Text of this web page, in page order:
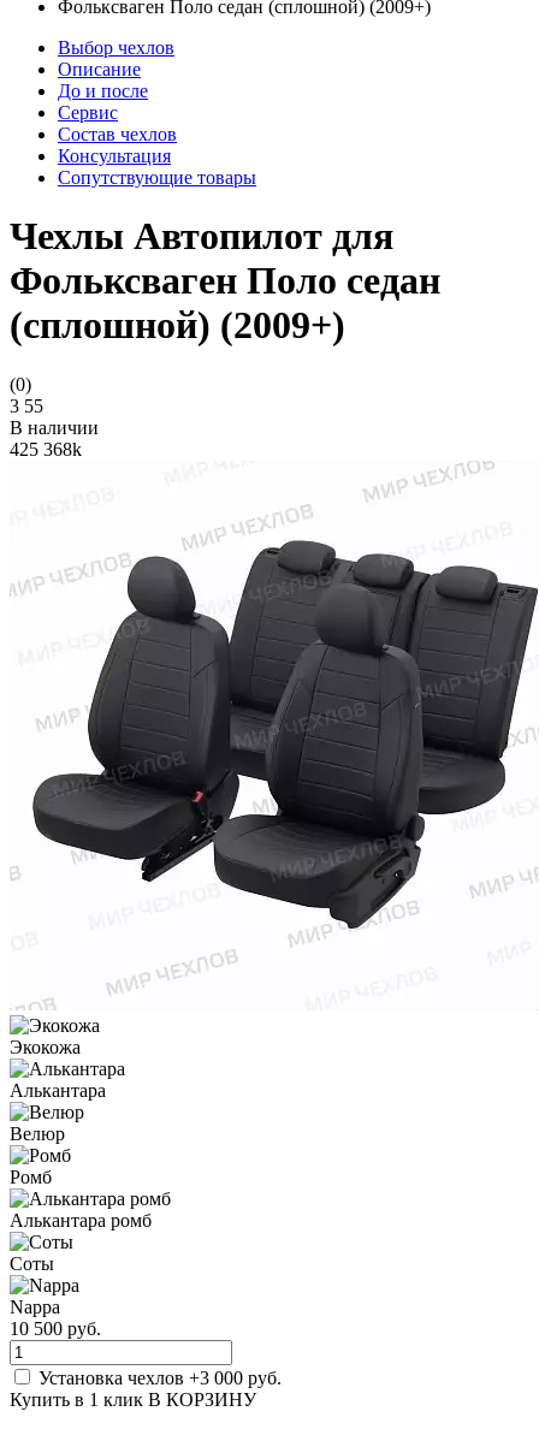
Фольксваген Поло седан (сплошной) (2009+)
Выбор чехлов
Описание
До и после
Сервис
Состав чехлов
Консультация
Сопутствующие товары
Чехлы Автопилот для
Фольксваген Поло седан
(сплошной) (2009+)
(0)
3 55
В наличии
425 368k
Экокожа
Алькантара
Велюр
Ромб
Алькантара ромб
Соты
Nappa
10 500 руб.
Установка чехлов +3 000 руб.
Купить в 1 клик В КОРЗИНУ